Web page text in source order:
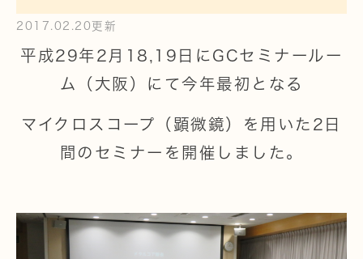
2017.02.20更新
平成29年2月18,19日にGCセミナールー
ム（大阪）にて今年最初となる
マイクロスコープ（顕微鏡）を用いた2日
間のセミナーを開催しました。